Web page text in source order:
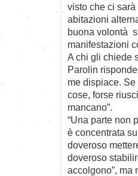
visto che ci
abitazioni
buona volontà
manifestazioni
A chi gli chiede
Parolin
me dispiace.
cose, forse
mancano”.
“Una parte non
è concentrata
doveroso
doveroso
accolgono”, ma